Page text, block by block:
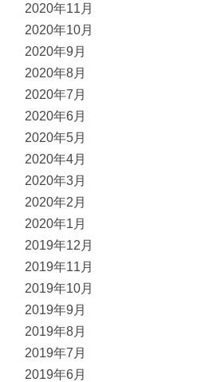
2020年11月
2020年10月
2020年9月
2020年8月
2020年7月
2020年6月
2020年5月
2020年4月
2020年3月
2020年2月
2020年1月
2019年12月
2019年11月
2019年10月
2019年9月
2019年8月
2019年7月
2019年6月